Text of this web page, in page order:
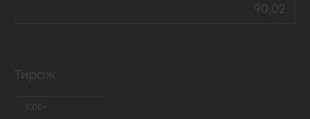
90,02
Тираж
1000+